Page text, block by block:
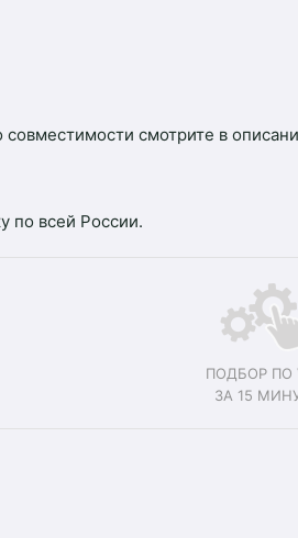
смотрите в
по всей России.
ПОДБОР ПО
ЗА 15